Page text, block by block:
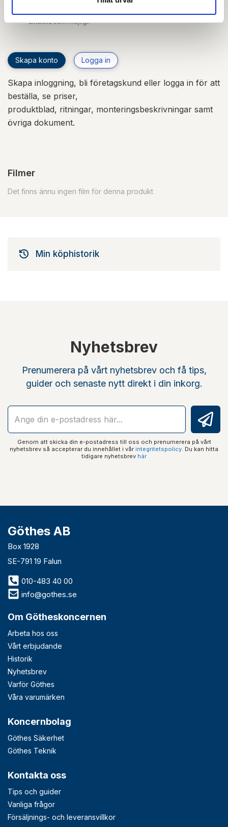
aktuella som möjligt.
Skapa konto Logga in
Skapa inloggning, bli företagskund eller logga in för att
beställa, se priser,
produktblad, ritningar, monteringsbeskrivningar samt
övriga dokument.
Filmer
Det finns ännu ingen film för denna produkt
Min köphistorik
Nyhetsbrev
Prenumerera på vårt nyhetsbrev och få tips,
guider och senaste nytt direkt i din inkorg.
Genom att skicka din e-postadress till oss och prenumerera på vårt
nyhetsbrev så accepterar du innehållet i vår integritetspolicy. Du kan hitta
tidigare nyhetsbrev här
Göthes AB
Box 1928
SE-791 19 Falun
010-483 40 00
info@gothes.se
Om Götheskoncernen
Arbeta hos oss
Vårt erbjudande
Historik
Nyhetsbrev
Varför Göthes
Våra varumärken
Koncernbolag
Göthes Säkerhet
Göthes Teknik
Kontakta oss
Tips och guider
Vanliga frågor
Försäljnings- och leveransvillkor